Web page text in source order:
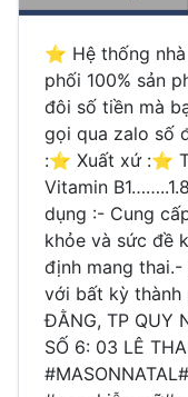
⭐️ Hệ thống
phối 100% sản
đôi số tiền mà
gọi qua zalo số
:⭐️ Xuất xứ :⭐️
Vitamin
dụng :- Cung
khỏe và sức đề
định mang
với bất kỳ thành
ĐẰNG, TP QUY
SỐ 6: 03 LÊ